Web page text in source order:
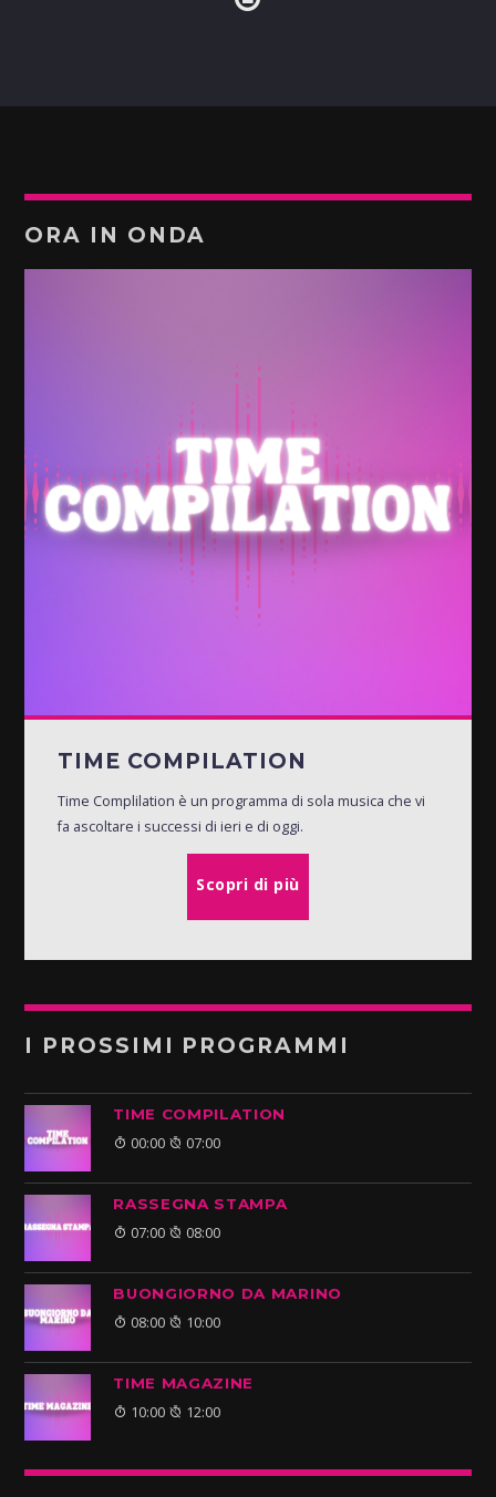
ORA IN ONDA
TIME COMPILATION
Time Complilation è un programma di sola musica che vi
fa ascoltare i successi di ieri e di oggi.
Scopri di più
I PROSSIMI PROGRAMMI
TIME COMPILATION
00:00 07:00
RASSEGNA STAMPA
07:00 08:00
BUONGIORNO DA MARINO
08:00 10:00
TIME MAGAZINE
10:00 12:00